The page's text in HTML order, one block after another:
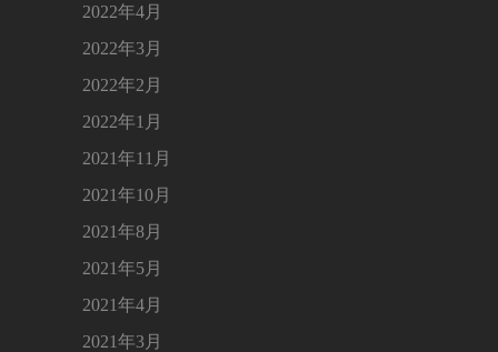
2022年4月
2022年3月
2022年2月
2022年1月
2021年11月
2021年10月
2021年8月
2021年5月
2021年4月
2021年3月